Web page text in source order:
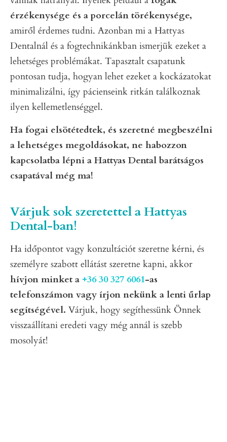
érzékenysége és a porcelán törékenysége,
amiről érdemes tudni. Azonban mi a Hattyas
Dentalnál és a fogtechnikánkban ismerjük ezeket a
lehetséges problémákat. Tapasztalt csapatunk
pontosan tudja, hogyan lehet ezeket a kockázatokat
minimalizálni, így pácienseink ritkán találkoznak
ilyen kellemetlenséggel.
Ha fogai elsötétedtek, és szeretné megbeszélni
a lehetséges megoldásokat, ne habozzon
kapcsolatba lépni a Hattyas Dental barátságos
csapatával még ma!
Várjuk sok szeretettel a Hattyas
Dental-ban!
Ha időpontot vagy konzultációt szeretne kérni, és
személyre szabott ellátást szeretne kapni, akkor
hívjon minket a +36 30 327 6061-as
telefonszámon vagy írjon nekünk a lenti űrlap
segítségével. Várjuk, hogy segíthessünk Önnek
visszaállítani eredeti vagy még annál is szebb
mosolyát!